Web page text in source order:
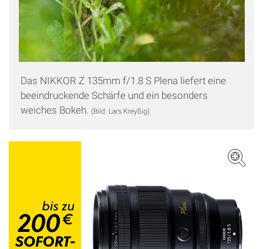
Das NIKKOR Z 135mm f/1.8 S Plena liefert eine
beeindruckende Schärfe und ein besonders
weiches Bokeh. (Bild: Lars Kreyßig)